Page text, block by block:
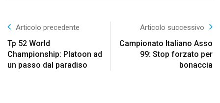
Articolo precedente
Tp 52 World
Championship: Platoon ad
un passo dal paradiso
Articolo successivo
Campionato Italiano Asso
99: Stop forzato per
bonaccia